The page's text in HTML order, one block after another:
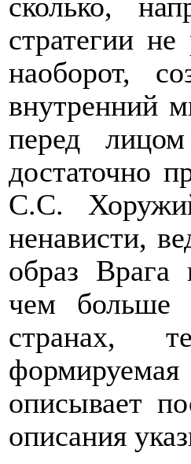
стратегии
наоборот,
внутренний
перед
достаточно
С.С.
ненависти,
образ Врага
чем больше
странах,
описывает
описания